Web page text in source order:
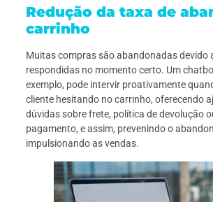
Redução da taxa de
carrinho
Muitas compras são abandonadas devido
respondidas no momento certo. Um
exemplo, pode intervir proativamente
cliente hesitando no carrinho, oferecendo
dúvidas sobre frete, política de devolução
pagamento, e assim, prevenindo o
impulsionando as vendas.